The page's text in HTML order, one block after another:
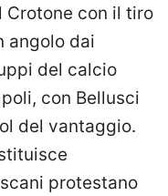
con il tiro
angolo dai
del calcio
con Bellusci
del vantaggio.
protestano